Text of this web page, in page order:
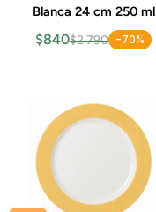
Blanca 24 cm 250 ml
Prisma Schmidt
$840$2.790 -70%